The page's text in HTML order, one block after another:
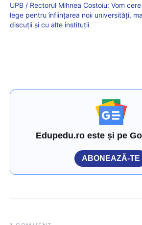
UPB / Rectorul Mihnea Costoiu: Vom
lege pentru înființarea noii universități,
discuții și cu alte instituții
Edupedu.ro este și pe
ABONEAZĂ-TE